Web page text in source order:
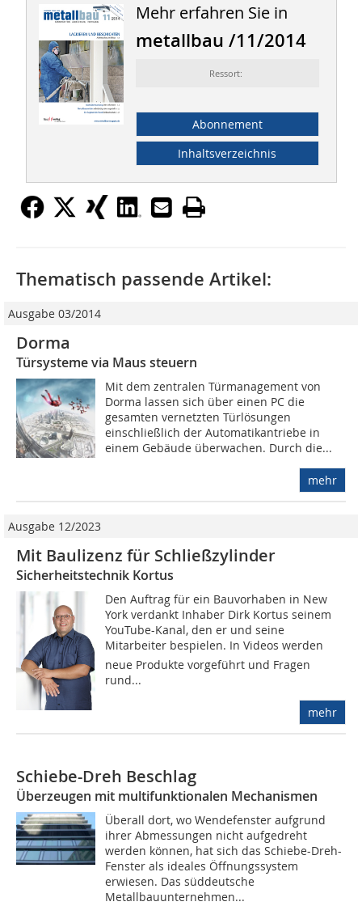
Mehr erfahren Sie in
metallbau /11/2014
Ressort:
Abonnement
Inhaltsverzeichnis
Thematisch passende Artikel:
Ausgabe 03/2014
Dorma
Türsysteme via Maus steuern
Mit dem zentralen Türmanagement von
Dorma lassen sich über einen PC die
gesamten vernetzten Türlösungen
einschließlich der Automatikantriebe in
einem Gebäude überwachen. Durch die...
mehr
Ausgabe 12/2023
Mit Baulizenz für Schließzylinder
Sicherheitstechnik Kortus
Den Auftrag für ein Bauvorhaben in New
York verdankt Inhaber Dirk Kortus seinem
YouTube-Kanal, den er und seine
Mitarbeiter bespielen. In Videos werden
neue Produkte vorgeführt und Fragen
rund...
mehr
Schiebe-Dreh Beschlag
Überzeugen mit multifunktionalen Mechanismen
Überall dort, wo Wendefenster aufgrund
ihrer Abmessungen nicht aufgedreht
werden können, hat sich das Schiebe-Dreh-
Fenster als ideales Öffnungssystem
erwiesen. Das süddeutsche
Metallbauunternehmen...